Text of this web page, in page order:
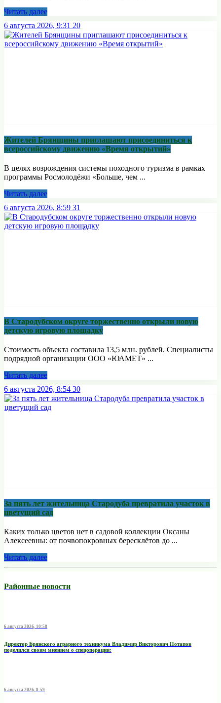
Читать далее
6 августа 2026, 9:31 20
Жителей Брянщины приглашают присоединиться к
всероссийскому движению «Время открытий»
В целях возрождения системы походного туризма в рамках
программы Росмолодёжи «Больше, чем ...
Читать далее
6 августа 2026, 8:59 31
В Стародубском округе торжественно открыли новую
детскую игровую площадку
Стоимость объекта составила 13,5 млн. рублей. Специалисты
подрядной организации ООО «ЮАМЕТ» ...
Читать далее
6 августа 2026, 8:54 30
За пять лет жительница Стародуба превратила участок в
цветущий сад
Каких только цветов нет в садовой коллекции Оксаны
Алексеевны: от почвопокровных бересклётов до ...
Читать далее
Районные новости
6 августа 2026, 10:58
Директор Брянского аграрного техникума Владимир Викторович Потапов
поделился своим мнением о спецоперации:
6 августа 2026, 8:59